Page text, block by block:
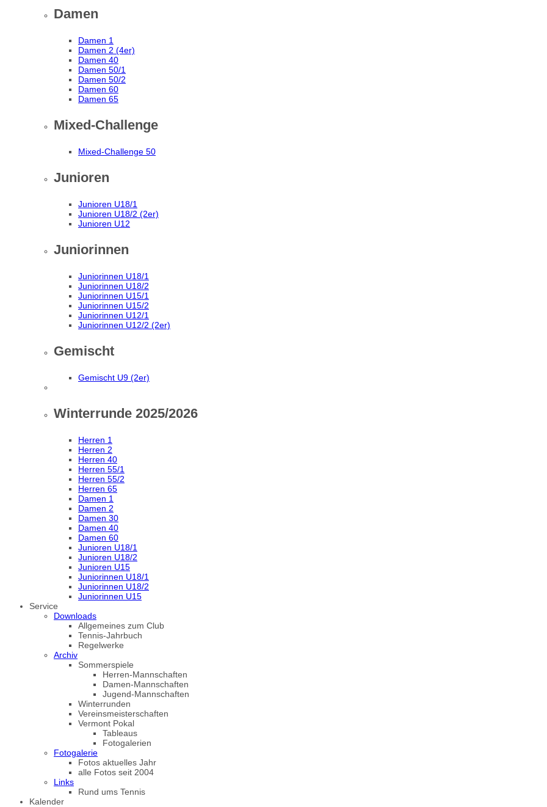
Damen
Damen 1
Damen 2 (4er)
Damen 40
Damen 50/1
Damen 50/2
Damen 60
Damen 65
Mixed-Challenge
Mixed-Challenge 50
Junioren
Junioren U18/1
Junioren U18/2 (2er)
Junioren U12
Juniorinnen
Juniorinnen U18/1
Juniorinnen U18/2
Juniorinnen U15/1
Juniorinnen U15/2
Juniorinnen U12/1
Juniorinnen U12/2 (2er)
Gemischt
Gemischt U9 (2er)
Winterrunde 2025/2026
Herren 1
Herren 2
Herren 40
Herren 55/1
Herren 55/2
Herren 65
Damen 1
Damen 2
Damen 30
Damen 40
Damen 60
Junioren U18/1
Junioren U18/2
Junioren U15
Juniorinnen U18/1
Juniorinnen U18/2
Juniorinnen U15
Service
Downloads
Allgemeines zum Club
Tennis-Jahrbuch
Regelwerke
Archiv
Sommerspiele
Herren-Mannschaften
Damen-Mannschaften
Jugend-Mannschaften
Winterrunden
Vereinsmeisterschaften
Vermont Pokal
Tableaus
Fotogalerien
Fotogalerie
Fotos aktuelles Jahr
alle Fotos seit 2004
Links
Rund ums Tennis
Kalender